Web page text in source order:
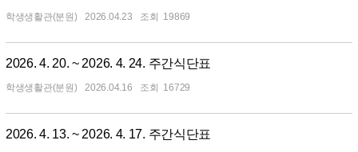
학생생활관(분원) 2026.04.23 19869
2026. 4. 20. ~ 2026. 4. 24. 주간식단표
학생생활관(분원) 2026.04.16 16729
2026. 4. 13. ~ 2026. 4. 17. 주간식단표